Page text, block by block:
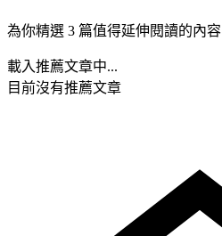
為你精選 3 篇值得延伸閱讀的內容
載入推薦文章中...
目前沒有推薦文章